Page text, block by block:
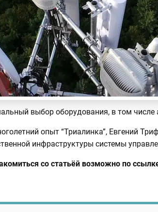
выбор оборудования, в том числе
опыт “Триалинка”, Евгений
инфраструктуры системы
со статьёй возможно по